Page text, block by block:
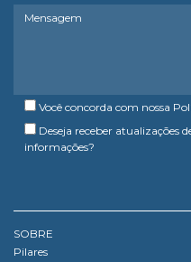
Você concorda com nossa
Deseja receber atualizações
informações?
SOBRE
Pilares